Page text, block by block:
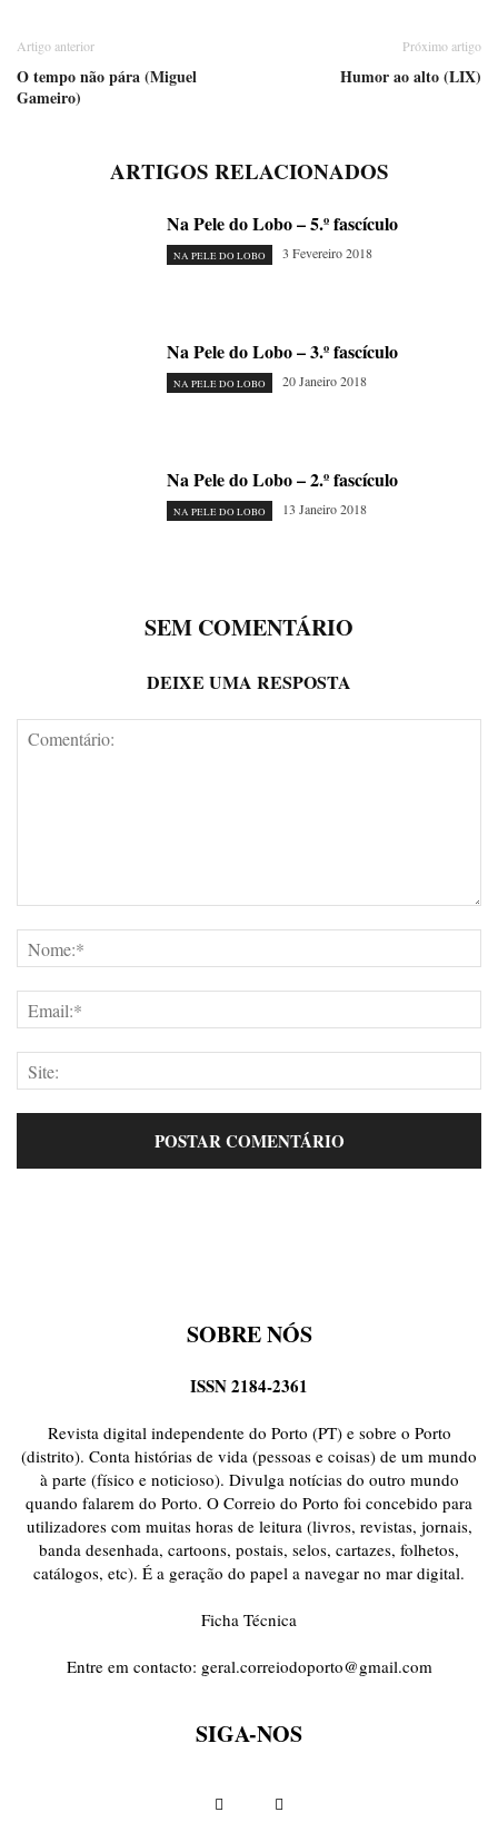
Artigo anterior
O tempo não pára (Miguel
Gameiro)
Próximo artigo
Humor ao alto (LIX)
ARTIGOS RELACIONADOS
Na Pele do Lobo – 5.º fascículo
NA PELE DO LOBO 3 Fevereiro 2018
Na Pele do Lobo – 3.º fascículo
NA PELE DO LOBO 20 Janeiro 2018
Na Pele do Lobo – 2.º fascículo
NA PELE DO LOBO 13 Janeiro 2018
SEM COMENTÁRIO
DEIXE UMA RESPOSTA
SOBRE NÓS
ISSN 2184-2361
Revista digital independente do Porto (PT) e sobre o Porto
(distrito). Conta histórias de vida (pessoas e coisas) de um mundo
à parte (físico e noticioso). Divulga notícias do outro mundo
quando falarem do Porto. O Correio do Porto foi concebido para
utilizadores com muitas horas de leitura (livros, revistas, jornais,
banda desenhada, cartoons, postais, selos, cartazes, folhetos,
catálogos, etc). É a geração do papel a navegar no mar digital.
Ficha Técnica
Entre em contacto: geral.correiodoporto@gmail.com
SIGA-NOS